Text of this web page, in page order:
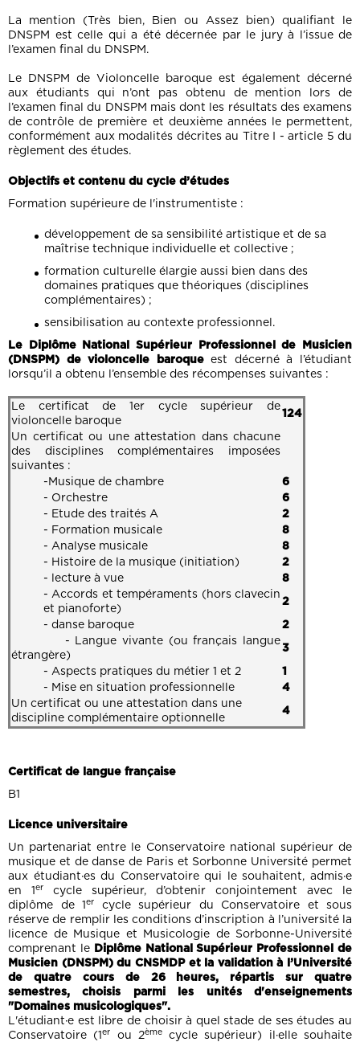
La mention (Très bien, Bien ou Assez bien) qualifiant le
DNSPM est celle qui a été décernée par le jury à l’issue de
l’examen final du DNSPM.
Le DNSPM de Violoncelle baroque est également décerné
aux étudiants qui n’ont pas obtenu de mention lors de
l’examen final du DNSPM mais dont les résultats des examens
de contrôle de première et deuxième années le permettent,
conformément aux modalités décrites au Titre I - article 5 du
règlement des études.
Objectifs et contenu du cycle d’études
Formation supérieure de l'instrumentiste :
développement de sa sensibilité artistique et de sa
maîtrise technique individuelle et collective ;
formation culturelle élargie aussi bien dans des
domaines pratiques que théoriques (disciplines
complémentaires) ;
sensibilisation au contexte professionnel.
Le Diplôme National Supérieur Professionnel de Musicien
(DNSPM) de violoncelle baroqueest décerné à l’étudiant
lorsqu’il a obtenu l’ensemble des récompenses suivantes :
Le certificat de 1er cycle supérieur de
violoncelle baroque
124
Un certificat ou une attestation dans chacune
des disciplines complémentaires imposées
suivantes :
-Musique de chambre
6
- Orchestre
6
- Etude des traités A
2
- Formation musicale
8
- Analyse musicale
8
- Histoire de la musique (initiation)
2
- lecture à vue
8
- Accords et tempéraments (hors clavecin
et pianoforte)
2
- danse baroque
2
- Langue vivante (ou français langue
étrangère)
3
- Aspects pratiques du métier 1 et 2
1
- Mise en situation professionnelle
4
Un certificat ou une attestation dans une
discipline complémentaire optionnelle
4
Certificat de langue française
B1
Licence universitaire
Un partenariat entre le Conservatoire national supérieur de
musique et de danse de Paris et Sorbonne Université permet
aux étudiant·es du Conservatoire qui le souhaitent, admis·e
en 1 er
cycle supérieur, d’obtenir conjointement avec le
diplôme de 1 er
cycle supérieur du Conservatoire et sous
réserve de remplir les conditions d’inscription à l’université la
licence de Musique et Musicologie de Sorbonne-Université
comprenant le Diplôme National Supérieur Professionnel de
Musicien (DNSPM) du CNSMDP et la validation à l’Université
de quatre cours de 26 heures, répartis sur quatre
semestres, choisis parmi les unités d'enseignements
"Domaines musicologiques".
L'étudiant·e est libre de choisir à quel stade de ses études au
Conservatoire (1er ou 2èmecycle supérieur) il·elle souhaite